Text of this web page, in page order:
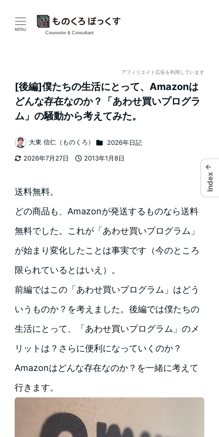
MENU
Counselor & Consultant
アフィリエイト広告を利用しています
[後編]僕たちの生活にとって、Amazonは
どんな存在なのか？「あわせ買いプログラ
ム」の騒動から考えてみた。
2026年7月27日
2013年1月8日
著
者
大東 信仁（ものくろ） カテゴリー
2026年日記
送料無料。
どの商品も、Amazonが発送するものなら送料
無料でした。これが「あわせ買いプログラム」
が始まり変化したことは事実です（今のところ
限られているとはいえ）。
前編ではこの「あわせ買いプログラム」はどう
いうものか？を考えました。後編では僕たちの
生活にとって、「あわせ買いプログラム」のメ
リットは？さらに便利になっていくのか？
Amazonはどんな存在なのか？を一緒に考えて
行きます。
←
Index